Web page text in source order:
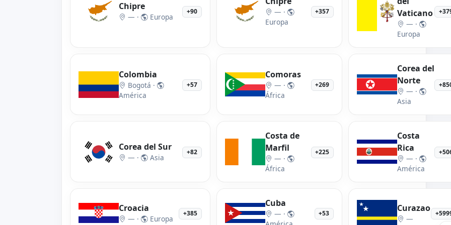
Chipre
— · Europa
+90
— ·
Europa
+357
Vaticano
— ·
Europa
Colombia
Bogotá ·
América
+57
Comoras
— ·
África
+269
Corea del
Norte
— ·
Asia
Corea del Sur
— · Asia
+82
Costa de
Marfil
— ·
África
+225
Costa
Rica
— ·
América
Croacia
— · Europa
+385
Cuba
— ·
+53 Curazao
—